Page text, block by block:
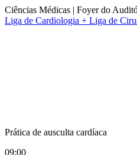
Ciências Médicas | Foyer do
Liga de Cardiologia + Liga de
Prática de ausculta cardíaca
09:00